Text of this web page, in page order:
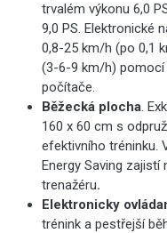
trvalém výkonu 6,0
9,0 PS. Elektronické
0,8-25 km/h (po 0,1
(3-6-9 km/h) pomocí
počítače.
Běžecká plocha.
160 x 60 cm s
efektivního tréninku.
Energy Saving
trenažéru.
Elektronicky
trénink a pestřejší